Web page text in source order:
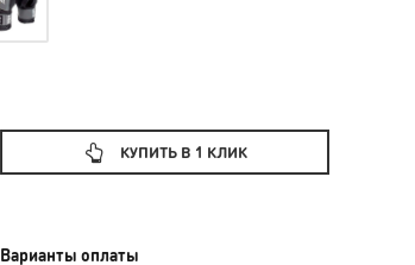
КУПИТЬ В 1 КЛИК
Варианты оплаты